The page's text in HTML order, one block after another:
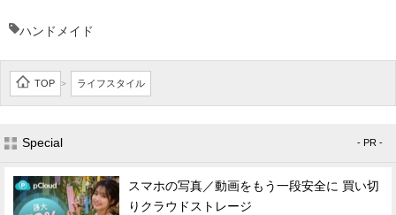
ハンドメイド
TOP > ライフスタイル
Special - PR -
スマホの写真／動画をもう一段安全に 買い切
りクラウドストレージ